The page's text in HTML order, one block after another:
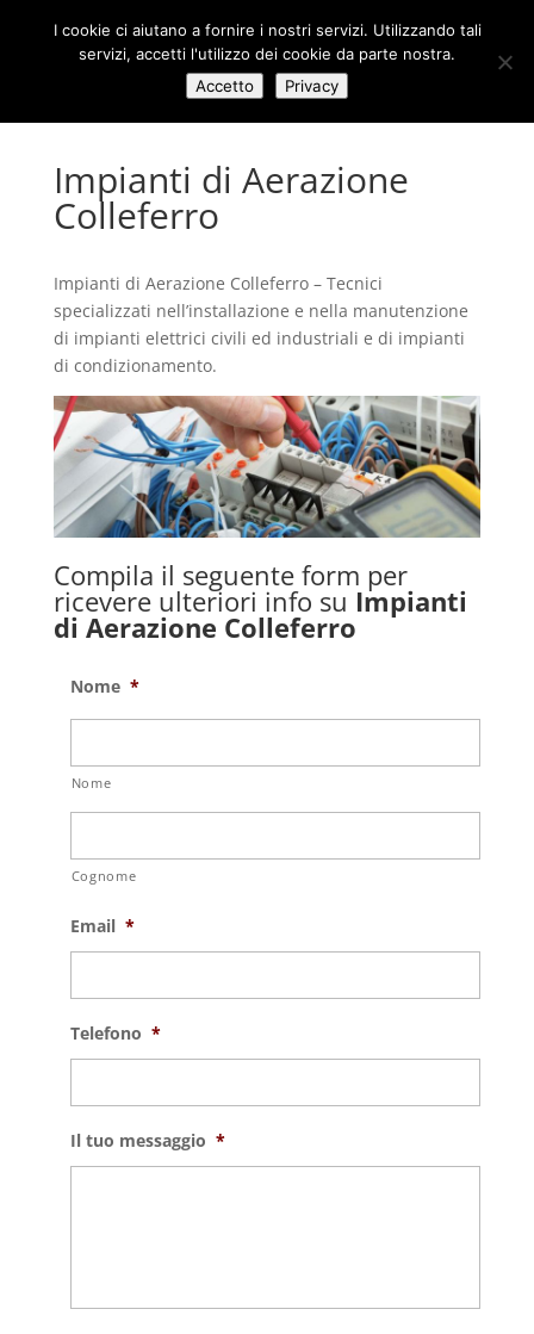
Impianti di Aerazione
Colleferro
Impianti di Aerazione Colleferro – Tecnici
specializzati nell’installazione e nella manutenzione
di impianti elettrici civili ed industriali e di impianti
di condizionamento.
Compila il seguente form per
ricevere ulteriori info su Impianti
di Aerazione Colleferro
Nome *
Nome
Cognome
Email *
Telefono *
Il tuo messaggio *
I cookie ci aiutano a fornire i nostri servizi. Utilizzando tali
servizi, accetti l'utilizzo dei cookie da parte nostra.
Accetto
Privacy